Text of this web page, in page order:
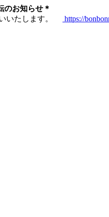
のお知らせ＊
いいたします。
https://